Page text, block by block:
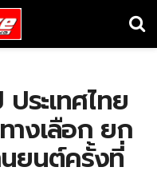
ระเทศไทย
งเลือก ยก
ยนต์ครั้งที่